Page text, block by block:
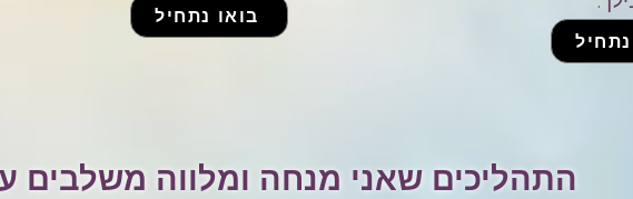
בואו נתחיל
התהליכים שאני מנחה ומלווה משלבים